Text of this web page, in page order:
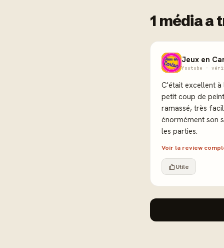
1 média a
Jeux en
Youtube ·
C'était excellent à
petit coup de
ramassé, très
énormément son
les parties.
Voir la review
Utile